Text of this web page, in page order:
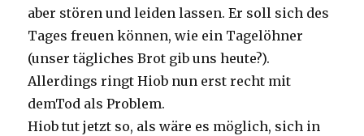
aber stören und leiden lassen. Er soll sich des
Tages freuen können, wie ein Tagelöhner
(unser tägliches Brot gib uns heute?).
Allerdings ringt Hiob nun erst recht mit
demTod als Problem.
Hiob tut jetzt so, als wäre es möglich, sich in